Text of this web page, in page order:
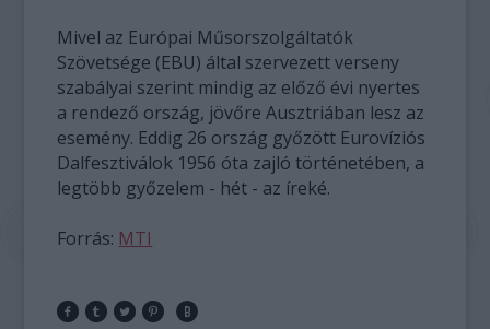
Mivel az Európai Műsorszolgáltatók
Szövetsége (EBU) által szervezett verseny
szabályai szerint mindig az előző évi nyertes
a rendező ország, jövőre Ausztriában lesz az
esemény. Eddig 26 ország győzött Eurovíziós
Dalfesztiválok 1956 óta zajló történetében, a
legtöbb győzelem - hét - az íreké.
Forrás: MTI